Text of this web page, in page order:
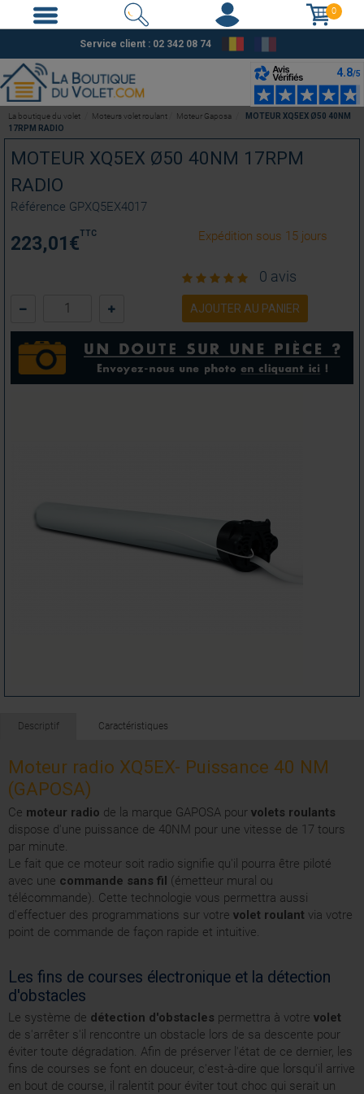
0
Service client : 02 342 08 74
MOTEUR XQ5EX Ø50 40NM 17RPM
RADIO
Référence GPXQ5EX4017
223,01 €TTC Expédition sous 15 jours
0 avis
AJOUTER AU PANIER
Descriptif Caractéristiques
Moteur radio XQ5EX- Puissance 40 NM
(GAPOSA)
Ce moteur radio de la marque GAPOSA pour volets roulants
dispose d'une puissance de 40NM pour une vitesse de 17 tours
par minute.
Le fait que ce moteur soit radio signifie qu'il pourra être piloté
avec une commande sans fil (émetteur mural ou
télécommande). Cette technologie vous permettra aussi
d'effectuer des programmations sur votre volet roulant via votre
point de commande de façon rapide et intuitive.
Les fins de courses électronique et la détection
d'obstacles
Le système de détection d'obstacles permettra à votre volet
de s'arrêter s'il rencontre un obstacle lors de sa descente pour
éviter toute dégradation. Afin de préserver l'état de ce dernier, les
fins de courses se font en douceur, c'est-à-dire que lorsqu'il arrive
en bout de course, il ralentit pour éviter tout choc qui serait un
La boutique du volet Moteurs volet roulant Moteur Gaposa
MOTEUR XQ5EX Ø50 40NM
17RPM RADIO